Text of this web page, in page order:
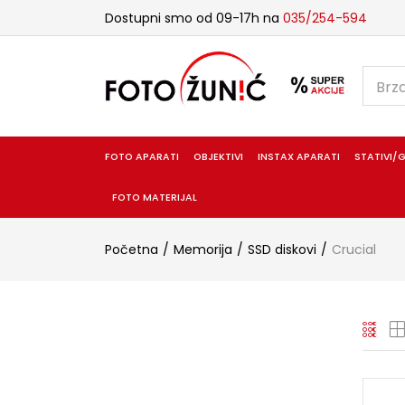
Dostupni smo od 09-17h na 035/254-594
FOTO APARATI OBJEKTIVI INSTAX APARATI STATIVI/
FOTO MATERIJAL
Početna Memorija SSD diskovi Crucial